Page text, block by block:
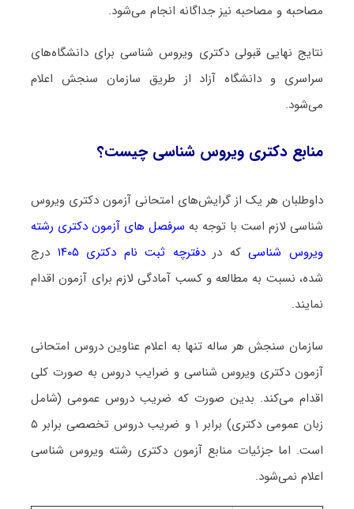
مصاحبه و مصاحبه نیز جداگانه انجام می‌شود.
نتایج نهایی قبولی دکتری وﻳﺮوس ﺷﻨﺎسی برای دانشگاه‌های
سراسری و دانشگاه آزاد از طریق سازمان سنجش اعلام
می‌شود.
منابع دکتری وﻳﺮوس ﺷﻨﺎسی چیست؟
داوطلبان هر یک از گرایش‌های امتحانی آزمون دکتری وﻳﺮوس
ﺷﻨﺎسی لازم است با توجه به سرفصل های آزمون دکتری رشته
وﻳﺮوس ﺷﻨﺎسیکه در دفترچه ثبت نام دکتری ۱۴۰۵
درج
شده، نسبت به مطالعه و کسب آمادگی لازم برای آزمون اقدام
نمایند.
سازمان سنجش هر ساله تنها به اعلام عناوین دروس امتحانی
آزمون دکتری وﻳﺮوس ﺷﻨﺎسی و ضرایب دروس به صورت کلی
اقدام می‌کند. بدین صورت که ضریب دروس عمومی (شامل
زبان عمومی دکتری) برابر ۱ و ضریب دروس تخصصی برابر ۵
است. اما جزئیات منابع آزمون دکتری رشته وﻳﺮوس ﺷﻨﺎسی
اعلام نمی‌شود.